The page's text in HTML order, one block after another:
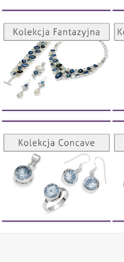
4,71 zł
Kolekcja Fantazyjna
ZOBACZ
Kolekcja Concave
ZOBACZ